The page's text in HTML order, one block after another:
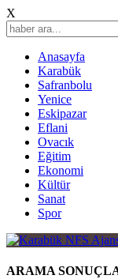
X
Anasayfa
Karabük
Safranbolu
Yenice
Eskipazar
Eflani
Ovacık
Eğitim
Ekonomi
Kültür
Sanat
Spor
ARAMA